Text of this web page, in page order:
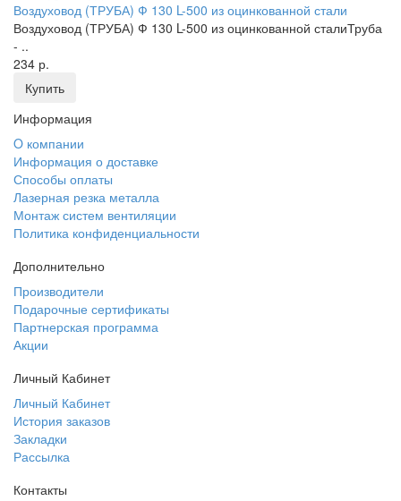
Воздуховод (ТРУБА) Ф 130 L-500 из оцинкованной стали
Воздуховод (ТРУБА) Ф 130 L-500 из оцинкованной сталиТруба
- ..
234 р.
Купить
Информация
O компании
Информация о доставке
Способы оплаты
Лазерная резка металла
Монтаж систем вентиляции
Политика конфиденциальности
Дополнительно
Производители
Подарочные сертификаты
Партнерская программа
Акции
Личный Кабинет
Личный Кабинет
История заказов
Закладки
Рассылка
Контакты